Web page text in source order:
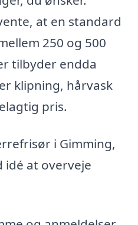
at en standard
250 og 500
tilbyder endda
klipning, hårvask
pris.
i Gimming,
at overveje